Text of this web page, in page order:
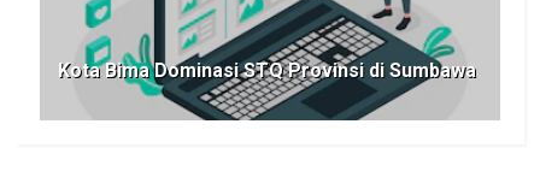
Kota Bima Dominasi STQ Provinsi di Sumbawa